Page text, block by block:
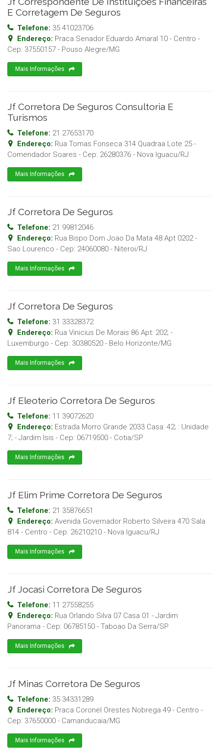
E Corretagem De Seguros
Telefone: 35 41023706
Endereço: Praca Senador Eduardo Amaral 10 - Centro -
Cep: 37550157 - Pouso Alegre/MG
Mais Informações
Jf Corretora De Seguros Consultoria E
Turismos
Telefone: 21 27653170
Endereço: Rua Tomas Fonseca 314 Quadraa Lote 25 -
Comendador Soares - Cep: 26280376 - Nova Iguacu/RJ
Mais Informações
Jf Corretora De Seguros
Telefone: 21 99812046
Endereço: Rua Bispo Dom Joao Da Mata 48 Apt 0202 -
Sao Lourenco - Cep: 24060080 - Niteroi/RJ
Mais Informações
Jf Corretora De Seguros
Telefone: 31 33328372
Endereço: Rua Vinicius De Morais 86 Apt: 202; -
Luxemburgo - Cep: 30380520 - Belo Horizonte/MG
Mais Informações
Jf Eleoterio Corretora De Seguros
Telefone: 11 39072620
Endereço: Estrada Morro Grande 2033 Casa: 42; : Unidade
7; - Jardim Isis - Cep: 06719500 - Cotia/SP
Mais Informações
Jf Elim Prime Corretora De Seguros
Telefone: 21 35876651
Endereço: Avenida Governador Roberto Silveira 470 Sala
814 - Centro - Cep: 26210210 - Nova Iguacu/RJ
Mais Informações
Jf Jocasi Corretora De Seguros
Telefone: 11 27558255
Endereço: Rua Orlando Silva 07 Casa 01 - Jardim
Panorama - Cep: 06785150 - Taboao Da Serra/SP
Mais Informações
Jf Minas Corretora De Seguros
Telefone: 35 34331289
Endereço: Praca Coronel Orestes Nobrega 49 - Centro -
Cep: 37650000 - Camanducaia/MG
Mais Informações